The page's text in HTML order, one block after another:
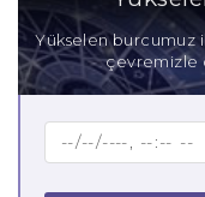
Yükselen burcumuz
çevremizle